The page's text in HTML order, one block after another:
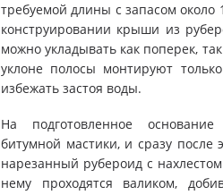
требуемой длины с запасом около
конструировании крыши из
можно укладывать как поперек,
уклоне полосы монтируют
избежать застоя воды.
На подготовленное
битумной мастики, и сразу после
нарезанный рубероид с
нему проходятся валиком,